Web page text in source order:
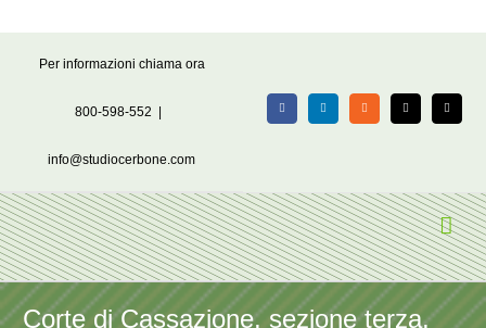
Per informazioni chiama ora
800-598-552
info@studiocerbone.com
FacebookLinkedIn Rss X Email
Corte di Cassazione, sezione terza,